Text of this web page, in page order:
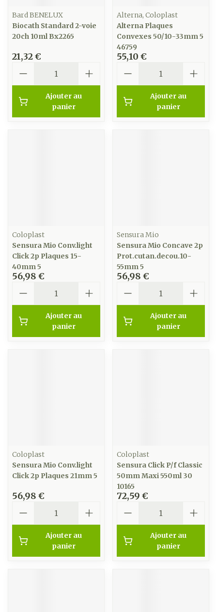
Bard BENELUX
Biocath Standard 2-voie
20ch 10ml Bx2265
21,32 €
Ajouter au
panier
Alterna, Coloplast
Alterna Plaques
Convexes 50/10-33mm 5
46759
55,10 €
Ajouter au
panier
Coloplast
Sensura Mio Conv.light
Click 2p Plaques 15-
40mm 5
56,98 €
Ajouter au
panier
Sensura Mio
Sensura Mio Concave 2p
Prot.cutan.decou.10-
55mm 5
56,98 €
Ajouter au
panier
Coloplast
Sensura Mio Conv.light
Click 2p Plaques 21mm 5
56,98 €
Ajouter au
panier
Coloplast
Sensura Click P/f Classic
50mm Maxi 550ml 30
10165
72,59 €
Ajouter au
panier